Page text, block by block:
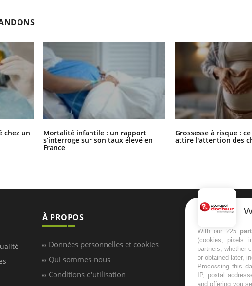
chez un Mortalité infantile : un rapport
s’interroge sur son taux élevé en
France
Grossesse à risque :
attire l'attention des
À PROPOS
Recevez
With our 225
(cookies, pixels
partners, whether
or obtained later,
Processing this
IP, postal
and offering you